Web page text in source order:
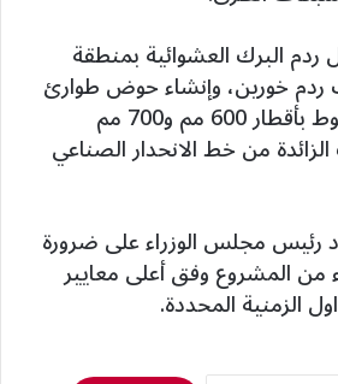
البرك العشوائية بمنطقة
ردم خورين، وإنشاء حوض طوارئ
لرافع محطة (4) بخطوط بأقطار 600 مم و700 مم
من خط الانحدار الصناعي
رئيس مجلس الوزراء على ضرورة
من المشروع وفق أعلى معايير
الزمنية المحددة.